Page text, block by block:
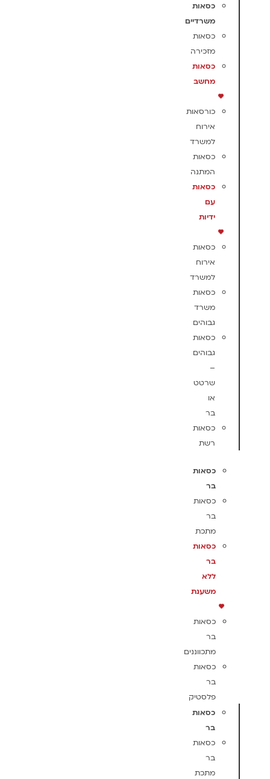
כסאות
משרדיים
כסאות
מזכירה
כסאות
מחשב
כורסאות
אירוח
למשרד
כסאות
המתנה
כסאות
עם
ידיות
כסאות
אירוח
למשרד
כסאות
משרד
גבוהים
כסאות
גבוהים
–
שרטט
או
בר
כסאות
רשת
כסאות
בר
כסאות
בר
מתכת
כסאות
בר
ללא
משענת
כסאות
בר
מתכווננים
כסאות
בר
פלסטיק
כסאות
בר
כסאות
בר
מתכת